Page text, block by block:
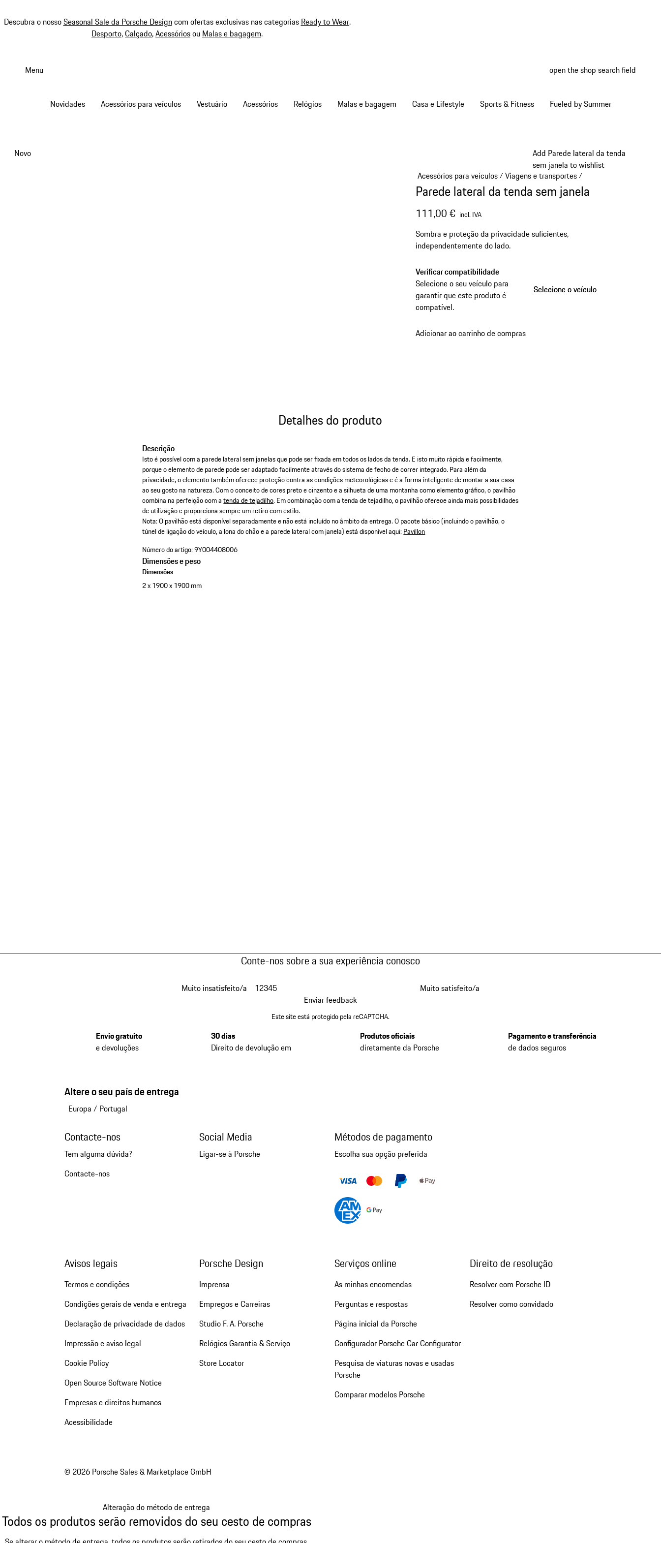
Descubra o nossoSeasonal Sale da Porsche Designcom ofertas exclusivas nas categorias Ready to Wear,
Desporto,Calçado,Acessóriosou Malas e bagagem.
conteúdoMenu open the shop search field
Novidades Acessórios para veículos Vestuário Acessórios Relógios Malas e bagagem Casa e Lifestyle Sports & Fitness Fueled by Summer
Add Parede lateral da tenda
sem janela to wishlist
Novo
Acessórios para veículos/ Viagens e transportes/
Parede lateral da tenda sem janela
111,00 € incl. IVA
Sombra e proteção da privacidade suficientes,
independentemente do lado.
Verificar compatibilidade
Selecione o seu veículo para
garantir que este produto é
compatível.
Selecione o veículo
Selecione o veículo
Adicionar ao carrinho de compras
Detalhes do produto
Descrição
Isto é possível com a parede lateral sem janelas que pode ser fixada em todos os lados da tenda. E isto muito rápida e facilmente,
porque o elemento de parede pode ser adaptado facilmente através do sistema de fecho de correr integrado. Para além da
privacidade, o elemento também oferece proteção contra as condições meteorológicas e é a forma inteligente de montar a sua casa
ao seu gosto na natureza. Com o conceito de cores preto e cinzento e a silhueta de uma montanha como elemento gráfico, o pavilhão
combina na perfeição com atenda de tejadilho. Em combinação com a tenda de tejadilho, o pavilhão oferece ainda mais possibilidades
de utilização e proporciona sempre um retiro com estilo.
Nota: O pavilhão está disponível separadamente e não está incluído no âmbito da entrega. O pacote básico (incluindo o pavilhão, o
túnel de ligação do veículo, a lona do chão e a parede lateral com janela) está disponível aqui:Pavillon
Número do artigo:9Y004408006
Dimensões e peso
Dimensões
2 x 1900 x 1900 mm
Conte-nos sobre a sua experiência conosco
Muito insatisfeito/a 12345
Muito satisfeito/a
Enviar feedback
Este site está protegido pela reCAPTCHA.
Envio gratuito
e devoluções
30 dias
Direito de devolução em
Produtos oficiais
diretamente da Porsche
Pagamento e transferência
de dados seguros
Altere o seu país de entrega
Europa / Portugal
Contacte-nos
Tem alguma dúvida?
Contacte-nos
Social Media
Ligar-se à Porsche
Métodos de pagamento
Escolha sua opção preferida
Avisos legais
Termos e condições
Condições gerais de venda e entrega
Declaração de privacidade de dados
Impressão e aviso legal
Cookie Policy
Open Source Software Notice
Empresas e direitos humanos
Acessibilidade
Porsche Design
Imprensa
Empregos e Carreiras
Studio F. A. Porsche
Relógios Garantia & Serviço
Store Locator
Serviços online
As minhas encomendas
Perguntas e respostas
Página inicial da Porsche
Configurador Porsche Car Configurator
Pesquisa de viaturas novas e usadas
Porsche
Comparar modelos Porsche
Direito de resolução
Resolver com Porsche ID
Resolver como convidado
© 2026 Porsche Sales & Marketplace GmbH
Alteração do método de entrega
Todos os produtos serão removidos do seu cesto de compras